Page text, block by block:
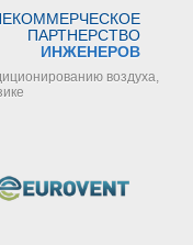
ПАРТНЕРСТВО
ИНЖЕНЕРОВ
воздуха,